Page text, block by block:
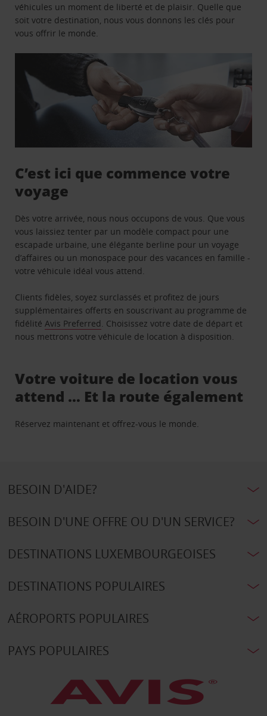
véhicules un moment de liberté et de plaisir. Quelle que
soit votre destination, nous vous donnons les clés pour
vous offrir le monde.
C’est ici que commence votre
voyage
Dès votre arrivée, nous nous occupons de vous. Que vous
vous laissiez tenter par un modèle compact pour une
escapade urbaine, une élégante berline pour un voyage
d’affaires ou un monospace pour des vacances en famille -
votre véhicule idéal vous attend.
Clients fidèles, soyez surclassés et profitez de jours
supplémentaires offerts en souscrivant au programme de
fidélitéAvis Preferred. Choisissez votre date de départ et
nous mettrons votre véhicule de location à disposition.
Votre voiture de location vous
attend … Et la route également
Réservez maintenant et offrez-vous le monde.
BESOIN D'AIDE?
BESOIN D'UNE OFFRE OU D'UN SERVICE?
DESTINATIONS LUXEMBOURGEOISES
DESTINATIONS POPULAIRES
AÉROPORTS POPULAIRES
PAYS POPULAIRES